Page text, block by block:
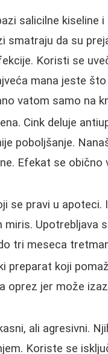
salicilne kiseline
da su
Koristi se
mana jeste
vatom samo na
Cink deluje
poboljšanje.
Efekat se obično
se pravi u
Upotrebljava
tri meseca
preparat koji
oprez jer može
ali agresivni.
Koriste se